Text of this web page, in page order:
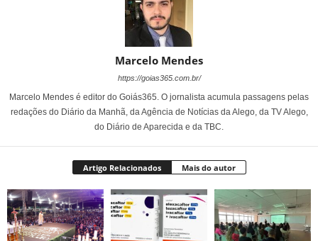
Marcelo Mendes
https://goias365.com.br/
Marcelo Mendes é editor do Goiás365. O jornalista acumula passagens pelas
redações do Diário da Manhã, da Agência de Notícias da Alego, da TV Alego,
do Diário de Aparecida e da TBC.
Artigo Relacionados Mais do autor